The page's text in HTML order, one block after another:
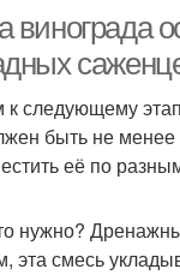
винограда
следующему
быть не
её по
нужно?
эта смесь